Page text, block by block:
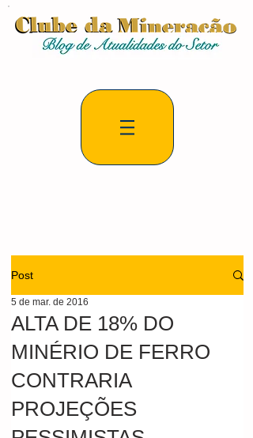
Post
ALTA DE 18% DO
MINÉRIO DE FERRO
CONTRARIA
PROJEÇÕES
5 de mar. de 2016